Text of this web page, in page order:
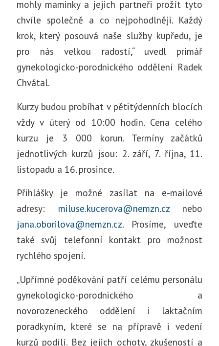
mohly maminky a jejich partneři prožít tyto
chvíle společně a co nejpohodlněji. Každý
krok, který posouvá naše služby kupředu, je
pro nás velkou radostí,“ uvedl primář
gynekologicko-porodnického oddělení Radek
Chvátal.
Kurzy budou probíhat v pětitýdenních blocích
vždy v úterý od 10:00 hodin. Cena celého
kurzu je 3 000 korun. Termíny začátků
jednotlivých kurzů jsou: 2. září, 7. října, 11.
listopadu a 16. prosince.
Přihlášky je možné zasílat na e-mailové
adresy: miluse.kucerova@nemzn.cznebo
jana.oborilova@nemzn.cz. Prosíme, uveďte
také svůj telefonní kontakt pro možnost
rychlého spojení.
„Upřímné poděkování patří celému personálu
gynekologicko-porodnického a
novorozeneckého oddělení i laktačním
poradkyním, které se na přípravě i vedení
kurzů podílí. Bez jejich ochoty, zkušeností a